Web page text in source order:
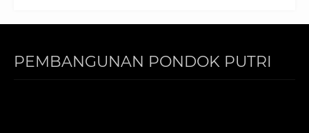
PEMBANGUNAN PONDOK PUTRI